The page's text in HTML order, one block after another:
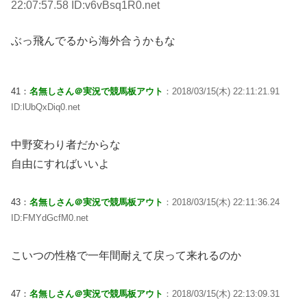
22:07:57.58 ID:v6vBsq1R0.net
ぶっ飛んでるから海外合うかもな
41： 名無しさん＠実況で競馬板アウト ：2018/03/15(木) 22:11:21.91
ID:lUbQxDiq0.net
中野変わり者だからな
自由にすればいいよ
43： 名無しさん＠実況で競馬板アウト ：2018/03/15(木) 22:11:36.24
ID:FMYdGcfM0.net
こいつの性格で一年間耐えて戻って来れるのか
47： 名無しさん＠実況で競馬板アウト ：2018/03/15(木) 22:13:09.31